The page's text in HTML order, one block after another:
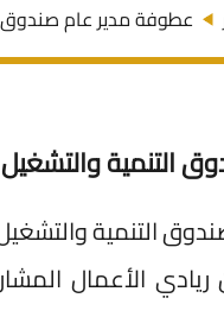
عطوفة مدير عام صندوق
التنمية
التنمية
الأعمال